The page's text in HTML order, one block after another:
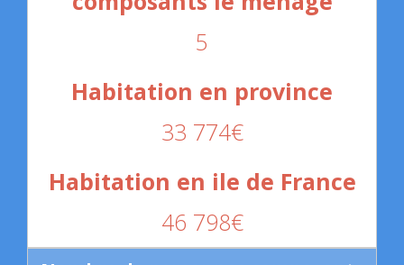
5
33 774€
46 798€